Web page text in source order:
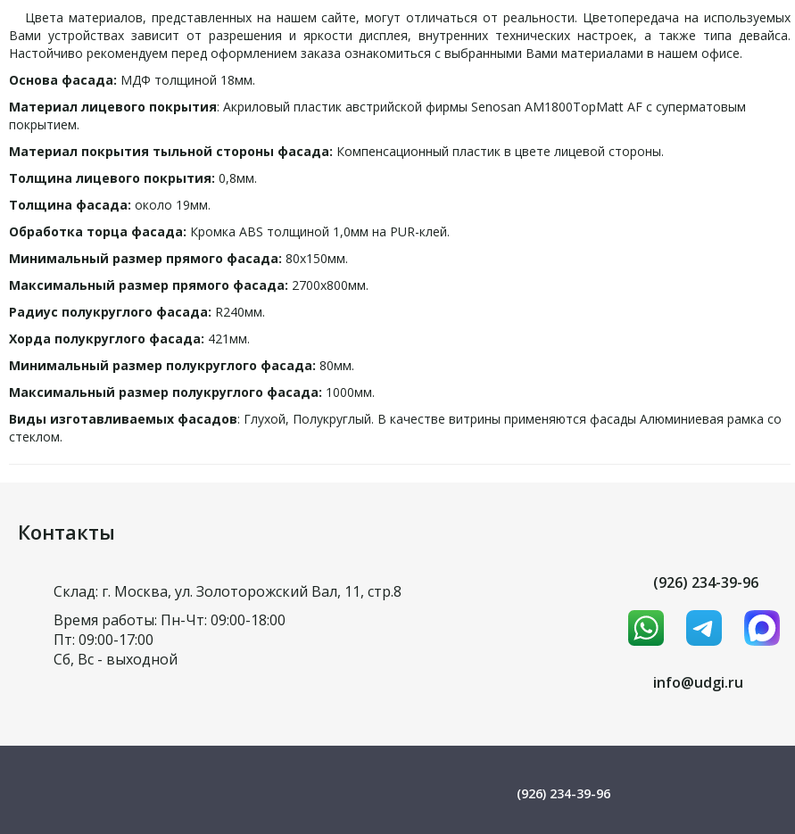
Цвета материалов, представленных на нашем сайте, могут отличаться от реальности. Цветопередача на используемых
Вами устройствах зависит от разрешения и яркости дисплея, внутренних технических настроек, а также типа девайса.
Настойчиво рекомендуем перед оформлением заказа ознакомиться с выбранными Вами материалами в нашем офисе.
Основа фасада: МДФ толщиной 18мм.
Материал лицевого покрытия: Акриловый пластик австрийской фирмы Senosan AM1800TopMatt AF с суперматовым
покрытием.
Материал покрытия тыльной стороны фасада: Компенсационный пластик в цвете лицевой стороны.
Толщина лицевого покрытия: 0,8мм.
Толщина фасада: около 19мм.
Обработка торца фасада: Кромка ABS толщиной 1,0мм на PUR-клей.
Минимальный размер прямого фасада: 80х150мм.
Максимальный размер прямого фасада: 2700х800мм.
Радиус полукруглого фасада: R240мм.
Хорда полукруглого фасада: 421мм.
Минимальный размер полукруглого фасада: 80мм.
Максимальный размер полукруглого фасада: 1000мм.
Виды изготавливаемых фасадов: Глухой, Полукруглый. В качестве витрины применяются фасады Алюминиевая рамка со
стеклом.
Контакты
Склад: г. Москва, ул. Золоторожский Вал, 11, стр.8
Время работы: Пн-Чт: 09:00-18:00
Пт: 09:00-17:00
Сб, Вс - выходной
(926) 234-39-96
info@udgi.ru
(926) 234-39-96